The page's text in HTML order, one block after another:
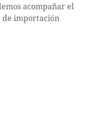
acompañar el
de importación